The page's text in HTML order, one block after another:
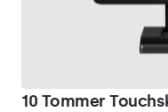
10 Tommer